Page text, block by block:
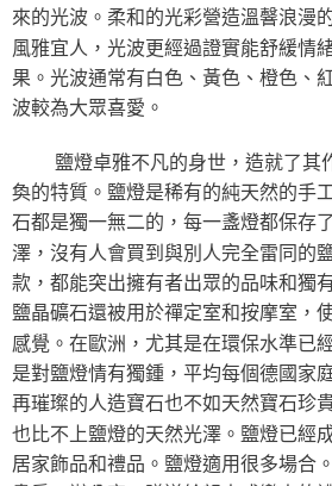
來的光波。柔和的光彩營造溫韾浪漫
風雅宜人，光波更經過證實能舒緩情
果。光波通常有白色、黃色、橙色、
波較為大眾喜愛。
鹽燈卓雅不凡的身世，造就了其
奐的特質。鹽燈是稀有的純天然的手
石都是獨一無二的，每一盞燈都保存
澤，沒有人會買到與別人完全雷同的
款，都能突出擁有者出眾的品味和獨
鹽晶礦石還被用於禪定室和按摩室，
感覺。在歐洲，尤其是在環保水準已
是對鹽燈情有獨鍾，平均每個德國家
再璀璨的人造寶石也不如天然寶石珍
也比不上鹽燈的天然光澤。鹽燈已經
居家飾品和禮品。鹽燈適用很多場合